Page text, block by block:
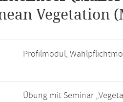
Vegetation
Profilmodul,
Übung mit Seminar